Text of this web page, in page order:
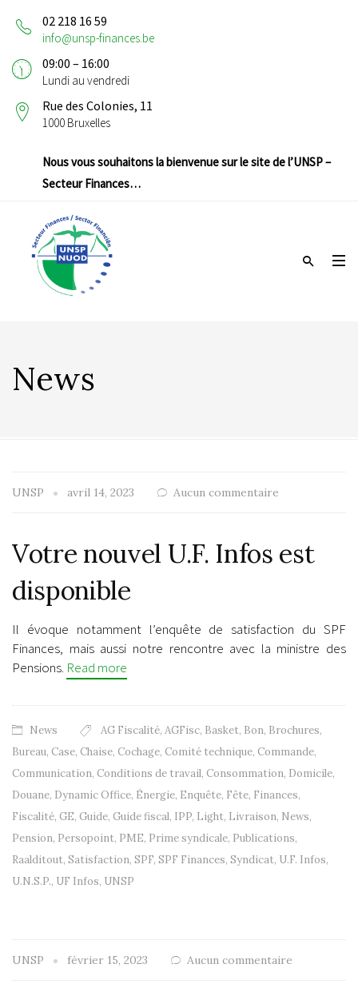
02 218 16 59
info@unsp-finances.be
09:00 – 16:00
Lundi au vendredi
Rue des Colonies, 11
1000 Bruxelles
Nous vous souhaitons la bienvenue sur le site de l’UNSP –
Secteur Finances…
News
UNSP avril 14, 2023 Aucun commentaire
Votre nouvel U.F. Infos est
disponible
Il évoque notamment l’enquête de satisfaction du SPF
Finances, mais aussi notre rencontre avec la ministre des
Pensions. Read more
News AG Fiscalité, AGFisc, Basket, Bon, Brochures,
Bureau, Case, Chaise, Cochage, Comité technique, Commande,
Communication, Conditions de travail, Consommation, Domicile,
Douane, Dynamic Office, Énergie, Enquête, Fête, Finances,
Fiscalité, GE, Guide, Guide fiscal, IPP, Light, Livraison, News,
Pension, Persopoint, PME, Prime syndicale, Publications,
Raalditout, Satisfaction, SPF, SPF Finances, Syndicat, U.F. Infos,
U.N.S.P., UF Infos, UNSP
UNSP février 15, 2023 Aucun commentaire